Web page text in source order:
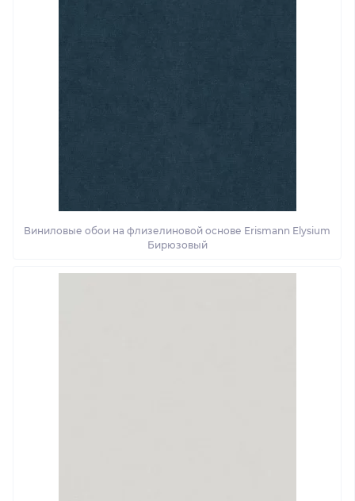
Виниловые обои на флизелиновой основе Erismann Elysium
Бирюзовый